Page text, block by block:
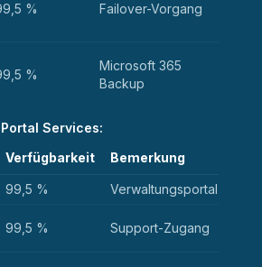
% Failover-Vorgang
%
Microsoft 365
Backup
Services:
Verfügbarkeit Bemerkung
99,5 %
Verwaltungsportal
99,5 % Support-Zugang